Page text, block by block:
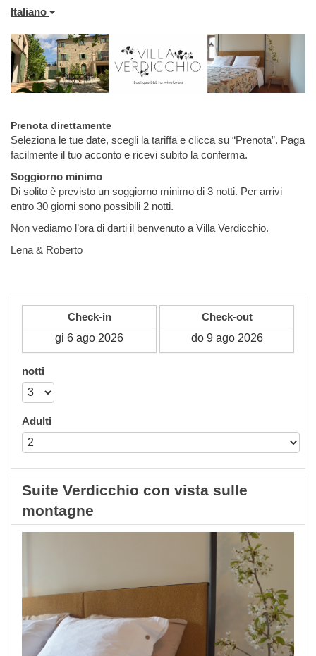
Italiano
Prenota direttamente
Seleziona le tue date, scegli la tariffa e clicca su “Prenota”. Paga
facilmente il tuo acconto e ricevi subito la conferma.
Soggiorno minimo
Di solito è previsto un soggiorno minimo di 3 notti. Per arrivi
entro 30 giorni sono possibili 2 notti.
Non vediamo l’ora di darti il benvenuto a Villa Verdicchio.
Lena & Roberto
Check-in Check-out
notti
Adulti
Suite Verdicchio con vista sulle
montagne